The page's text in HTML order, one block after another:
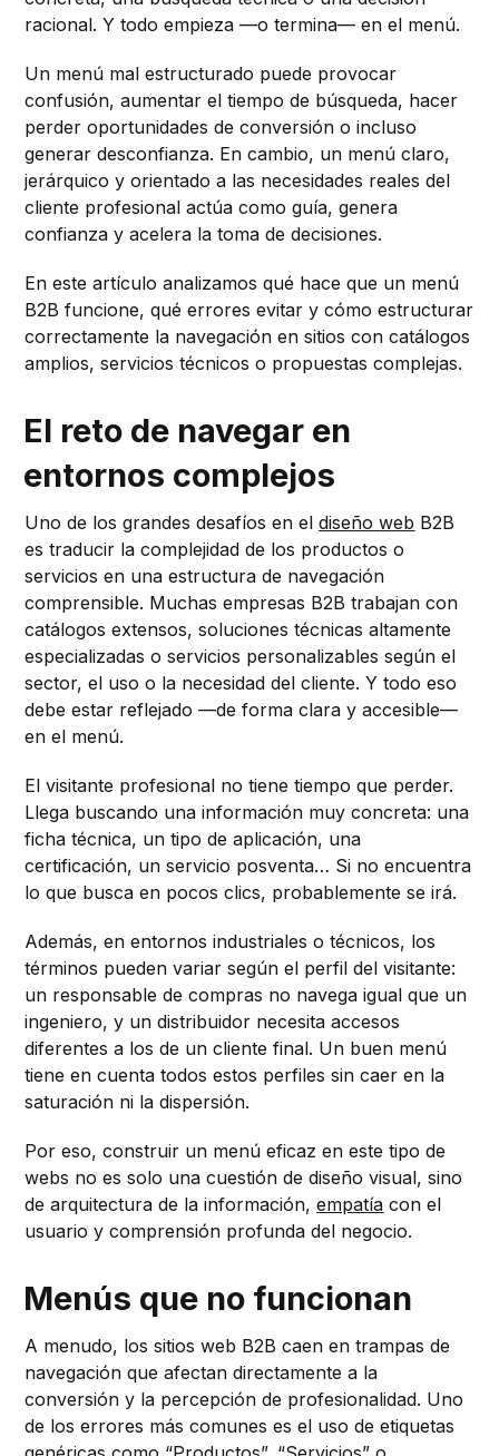
racional. Y todo empieza —o termina— en el menú.
Un menú mal estructurado puede provocar
confusión, aumentar el tiempo de búsqueda, hacer
perder oportunidades de conversión o incluso
generar desconfianza. En cambio, un menú claro,
jerárquico y orientado a las necesidades reales del
cliente profesional actúa como guía, genera
confianza y acelera la toma de decisiones.
En este artículo analizamos qué hace que un menú
B2B funcione, qué errores evitar y cómo estructurar
correctamente la navegación en sitios con catálogos
amplios, servicios técnicos o propuestas complejas.
El reto de navegar en
entornos complejos
Uno de los grandes desafíos en eldiseño web B2B
es traducir la complejidad de los productos o
servicios en una estructura de navegación
comprensible. Muchas empresas B2B trabajan con
catálogos extensos, soluciones técnicas altamente
especializadas o servicios personalizables según el
sector, el uso o la necesidad del cliente. Y todo eso
debe estar reflejado —de forma clara y accesible—
en el menú.
El visitante profesional no tiene tiempo que perder.
Llega buscando una información muy concreta: una
ficha técnica, un tipo de aplicación, una
certificación, un servicio posventa… Si no encuentra
lo que busca en pocos clics, probablemente se irá.
Además, en entornos industriales o técnicos, los
términos pueden variar según el perfil del visitante:
un responsable de compras no navega igual que un
ingeniero, y un distribuidor necesita accesos
diferentes a los de un cliente final. Un buen menú
tiene en cuenta todos estos perfiles sin caer en la
saturación ni la dispersión.
Por eso, construir un menú eficaz en este tipo de
webs no es solo una cuestión de diseño visual, sino
de arquitectura de la información,empatía con el
usuario y comprensión profunda del negocio.
Menús que no funcionan
A menudo, los sitios web B2B caen en trampas de
navegación que afectan directamente a la
conversión y la percepción de profesionalidad. Uno
de los errores más comunes es el uso de etiquetas